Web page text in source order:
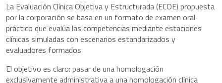
La Evaluación Clínica Objetiva y Estructurada (ECOE) propuesta
por la corporación se basa en un formato de examen oral-
práctico que evalúa las competencias mediante estaciones
clínicas simuladas con escenarios estandarizados y
evaluadores formados
El objetivo es claro: pasar de una homologación
exclusivamente administrativa a una homologación clínica